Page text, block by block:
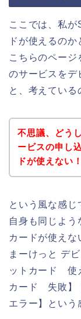
ここでは、私
ドが使えるの
こちらのペー
のサービスをデ
と、考えている
不思議、どう
ービスの申し
ドが使えない
という風な感じ
自身も同じよう
カードが使え
まーけっと デ
ットカード 使
カード 失敗】
エラー】という